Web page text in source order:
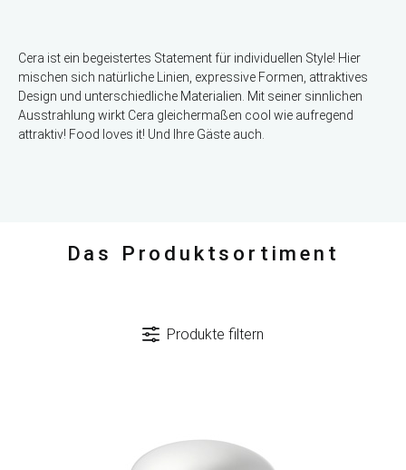
Cera ist ein begeistertes Statement für individuellen Style! Hier
mischen sich natürliche Linien, expressive Formen, attraktives
Design und unterschiedliche Materialien. Mit seiner sinnlichen
Ausstrahlung wirkt Cera gleichermaßen cool wie aufregend
attraktiv! Food loves it! Und Ihre Gäste auch.
Das Produktsortiment
Produkte filtern